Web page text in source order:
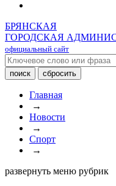
БРЯНСКАЯ
ГОРОДСКАЯ
официальный сайт
Главная
→
Новости
→
Спорт
→
развернуть меню рубрик